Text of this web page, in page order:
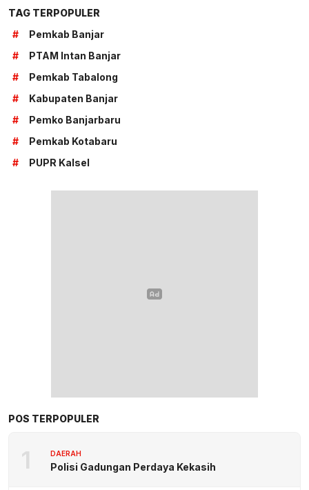
TAG TERPOPULER
#
Pemkab Banjar
#
PTAM Intan Banjar
#
Pemkab Tabalong
#
Kabupaten Banjar
#
Pemko Banjarbaru
#
Pemkab Kotabaru
#
PUPR Kalsel
POS TERPOPULER
1 DAERAH
Polisi Gadungan Perdaya Kekasih